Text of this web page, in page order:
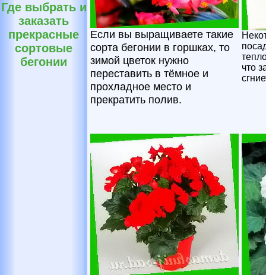
Где выбрать и
заказать
прекрасные
сортовые
бегонии
Если вы выращиваете такие
сорта бегонии в горшках, то
зимой цветок нужно
переставить в тёмное и
прохладное место и
прекратить полив.
что